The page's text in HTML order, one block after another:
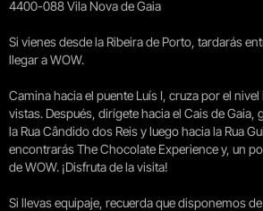
4400-088 Vila Nova de Gaia
Si vienes desde la Ribeira de Porto, tardarás
llegar a WOW.
Camina hacia el puente Luís I, cruza por el
vistas. Después, dirígete hacia el Cais de Gaia,
la Rua Cândido dos Reis y luego hacia la Rua
encontrarás The Chocolate Experience y, un
de WOW. ¡Disfruta de la visita!
Si llevas equipaje, recuerda que disponemos